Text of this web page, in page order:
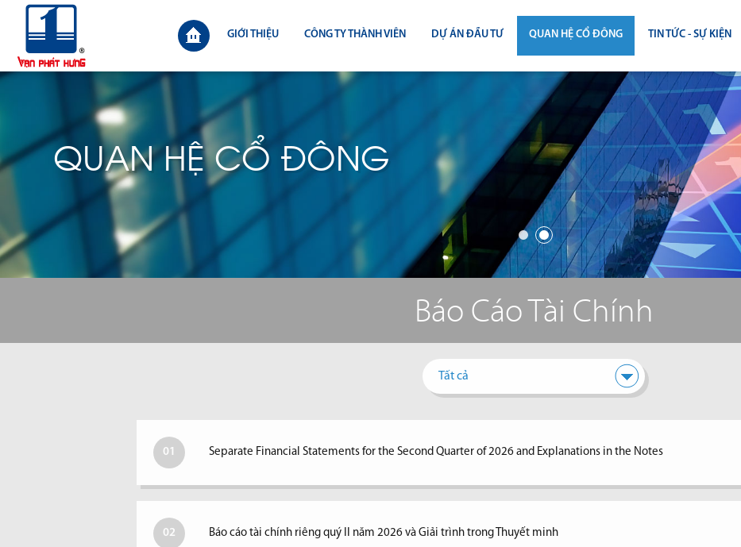
GIỚI THIỆU CÔNG TY THÀNH VIÊN DỰ ÁN ĐẦU TƯ QUAN HỆ CỔ ĐÔNG
CÔNG BỐ THÔNG TIN
ĐẠI HỘI ĐỒNG CỔ ĐÔNG
BÁO CÁO THƯỜNG NIÊN
BÁO CÁO TÀI CHÍNH
BÁO CÁO QUẢN TRỊ CÔNG TY
TIN TỨC - SỰ KIỆN
TIN THỊ TRƯỜNG
TIN DỰ ÁN
TIN CÔNG TY
QUAN HỆ CỔ ĐÔNG
Báo Cáo Tài Chính
Tất cả
01 Separate Financial Statements for the Second Quarter of 2026 and Explanations in the Notes
02 Báo cáo tài chính riêng quý II năm 2026 và Giải trình trong Thuyết minh